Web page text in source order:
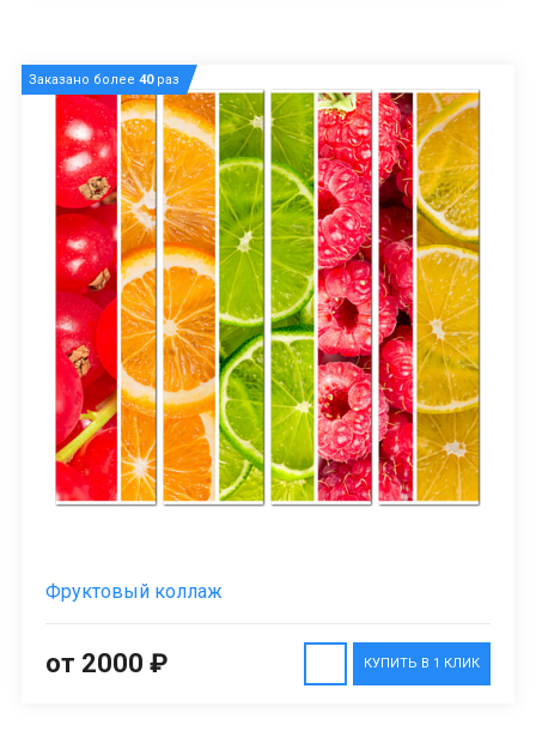
Заказано более 40раз
Фруктовый коллаж
КУПИТЬ В 1 КЛИК
от 2000 ₽